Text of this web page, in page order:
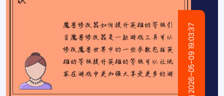
2026-05-09 19:03:37